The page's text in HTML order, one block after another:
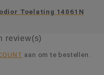
Toelating 14061N
review(s)
aan om te bestellen.